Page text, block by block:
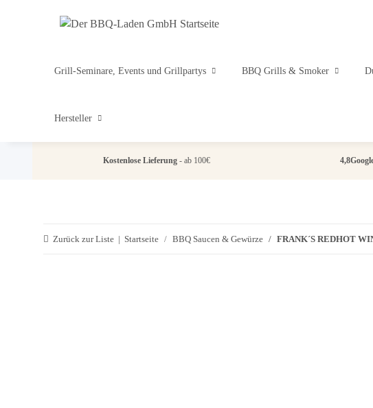
Grill-Seminare, Events und Grillpartys BBQ Grills & Smoker
Hersteller
Kostenlose Lieferung - ab 100€ 4,8
Zurück zur Liste Startseite BBQ Saucen & Gewürze FRANK´S REDHOT